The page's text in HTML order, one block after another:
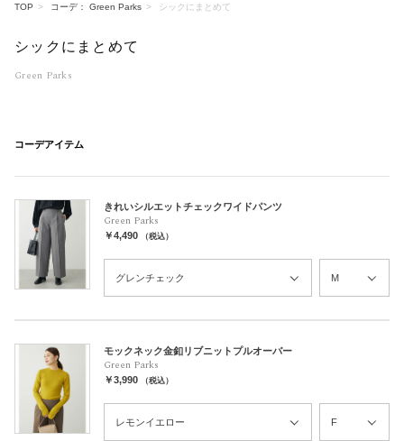
TOP コーデ： Green Parks シックにまとめて
シックにまとめて
Green Parks
コーデアイテム
きれいシルエットチェックワイドパンツ
Green Parks
￥4,490 （税込）
モックネック金釦リブニットプルオーバー
Green Parks
￥3,990 （税込）